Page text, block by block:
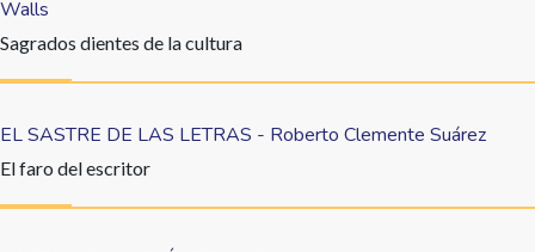
Walls
Sagrados dientes de la cultura
EL SASTRE DE LAS LETRAS - Roberto Clemente Suárez
El faro del escritor